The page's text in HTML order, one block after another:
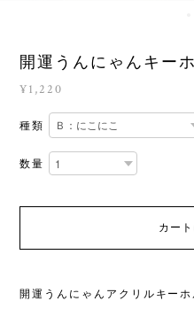
開運うんにゃんキー
¥1,220
種類
数量
カー
開運うんにゃんアクリルキーホ